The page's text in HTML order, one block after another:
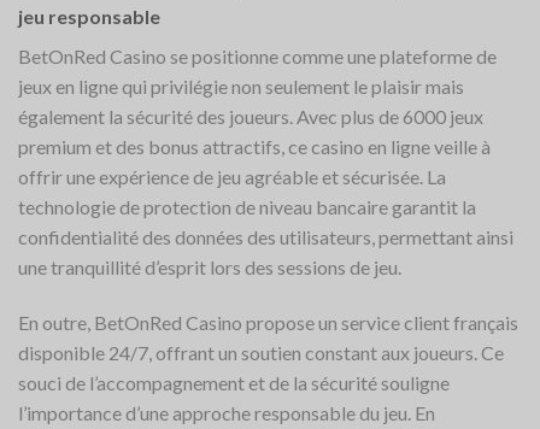
jeu responsable
BetOnRed Casino se positionne comme une plateforme de
jeux en ligne qui privilégie non seulement le plaisir mais
également la sécurité des joueurs. Avec plus de 6000 jeux
premium et des bonus attractifs, ce casino en ligne veille à
offrir une expérience de jeu agréable et sécurisée. La
technologie de protection de niveau bancaire garantit la
confidentialité des données des utilisateurs, permettant ainsi
une tranquillité d’esprit lors des sessions de jeu.
En outre, BetOnRed Casino propose un service client français
disponible 24/7, offrant un soutien constant aux joueurs. Ce
souci de l’accompagnement et de la sécurité souligne
l’importance d’une approche responsable du jeu. En